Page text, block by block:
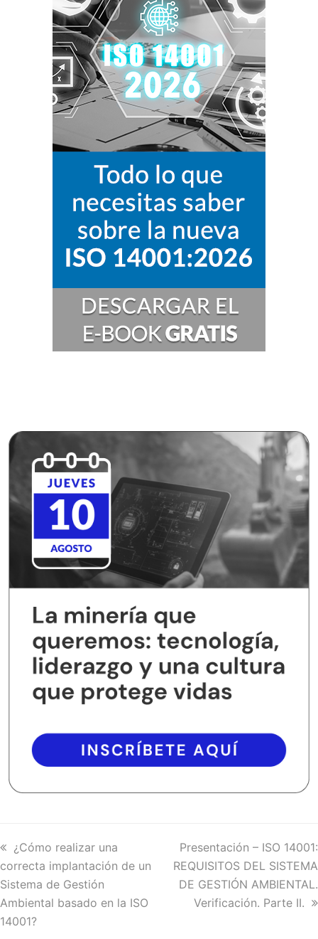
previous
post:
¿Cómo realizar una
correcta implantación de un
Sistema de Gestión
Ambiental basado en la ISO
14001?
next
post:
Presentación – ISO 14001:
REQUISITOS DEL SISTEMA
DE GESTIÓN AMBIENTAL.
Verificación. Parte II.